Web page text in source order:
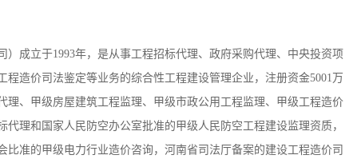
成立于1993年，是从事工程招标代理、政府采购代理、中央投资项
造价司法鉴定等业务的综合性工程建设管理企业，注册资金5001万
、甲级房屋建筑工程监理、甲级市政公用工程监理、甲级工程造价
理和国家人民防空办公室批准的甲级人民防空工程建设监理资质，
准的甲级电力行业造价咨询，河南省司法厅备案的建设工程造价司